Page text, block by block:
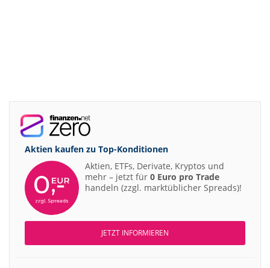
Aktien kaufen zu Top-Konditionen
Aktien, ETFs, Derivate, Kryptos und
mehr – jetzt für 0 Euro pro Trade
handeln (zzgl. marktüblicher Spreads)!
JETZT INFORMIEREN